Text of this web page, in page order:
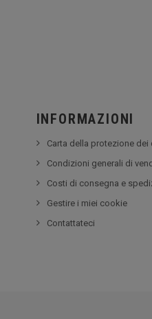
INFORMAZIONI
Carta della protezione dei
Condizioni generali di
Costi di consegna e
Gestire i miei cookie
Contattateci